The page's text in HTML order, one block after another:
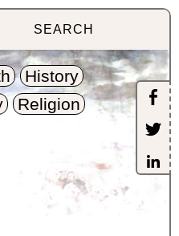
SEARCH
History
Religion